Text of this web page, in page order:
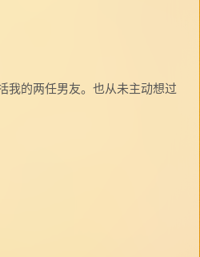
我的两任男友。也从未主动想过